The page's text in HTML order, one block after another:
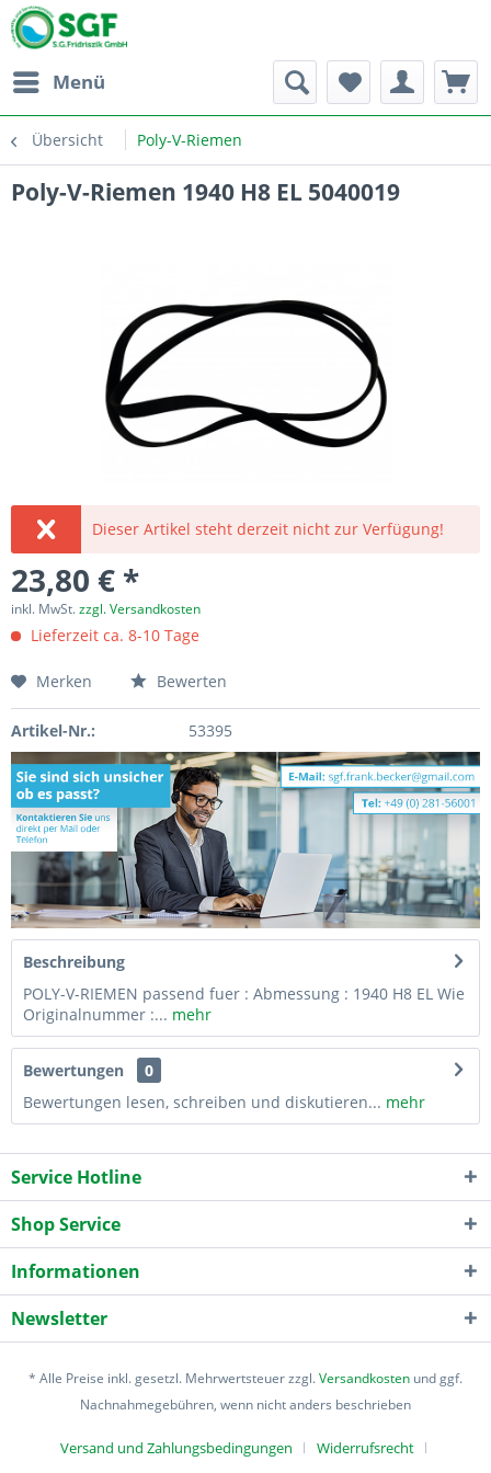
Menü
Übersicht Poly-V-Riemen
Poly-V-Riemen 1940 H8 EL 5040019
Dieser Artikel steht derzeit nicht zur Verfügung!
23,80 € *
inkl. MwSt.zzgl. Versandkosten
Lieferzeit ca. 8-10 Tage
Merken Bewerten
Artikel-Nr.: 53395
Beschreibung
POLY-V-RIEMEN passend fuer : Abmessung : 1940 H8 EL Wie
Originalnummer :... mehr
Bewertungen
0
Bewertungen lesen, schreiben und diskutieren... mehr
Service Hotline
Shop Service
Informationen
Newsletter
* Alle Preise inkl. gesetzl. Mehrwertsteuer zzgl.Versandkosten und ggf.
Nachnahmegebühren, wenn nicht anders beschrieben
Versand und Zahlungsbedingungen Widerrufsrecht